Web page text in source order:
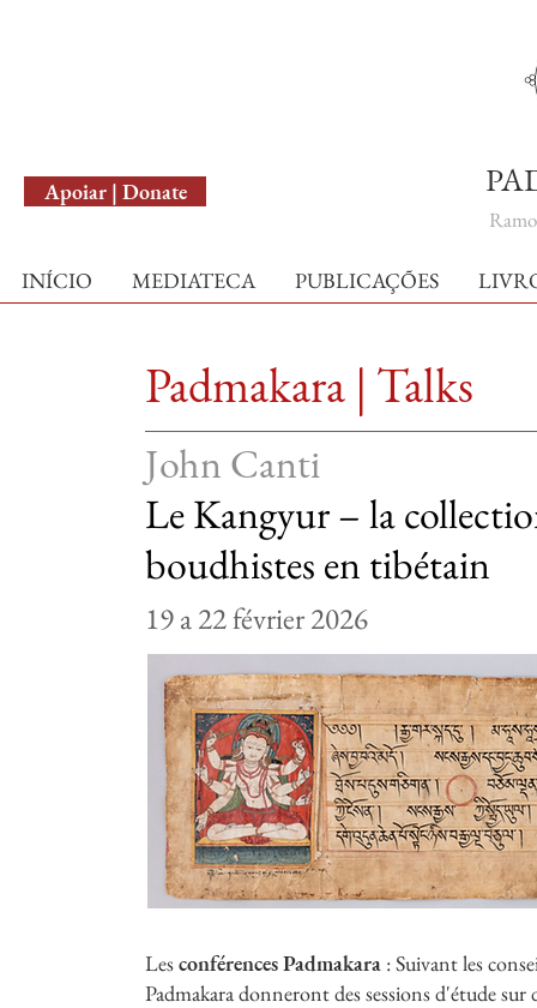
Apoiar | Donate
INÍCIO MEDIATECA PUBLICAÇÕES
Padmakara |
John Canti
Le Kangyur – la
boudhistes en tibétain
19 a 22 février 2026
Lesconférences Padmakara : Suivant les
Padmakara donneront des sessions d'étude